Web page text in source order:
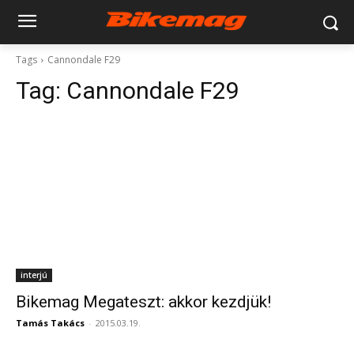
Tags Cannondale F29
Tag: Cannondale F29
interjú
Bikemag Megateszt: akkor kezdjük!
Tamás Takács - 2015.03.19.